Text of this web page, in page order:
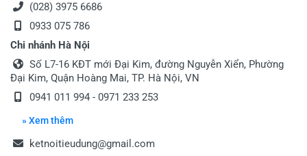
(028) 3975 6686
0933 075 786
Chi nhánh Hà Nội
Số L7-16 KĐT mới Đại Kim, đường Nguyễn Xiển, Phường
Đại Kim, Quận Hoàng Mai, TP. Hà Nội, VN
0941 011 994 - 0971 233 253
» Xem thêm
ketnoitieudung@gmail.com